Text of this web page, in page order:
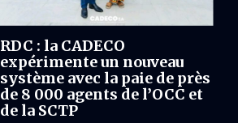
RDC : la CADECO
expérimente un nouveau
système avec la paie de près
de 8 000 agents de l’OCC et
de la SCTP